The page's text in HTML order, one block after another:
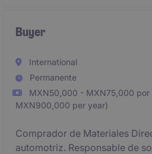
Buyer
International
Permanente
MXN50,000 - MXN75,000
MXN900,000 per year)
Comprador de Materiales
automotriz. Responsable de